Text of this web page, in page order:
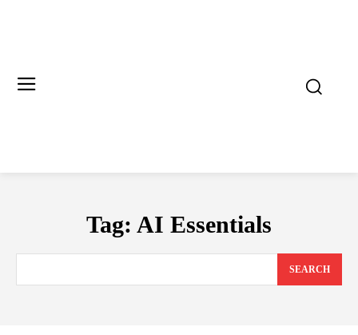
Tag: AI Essentials
SEARCH